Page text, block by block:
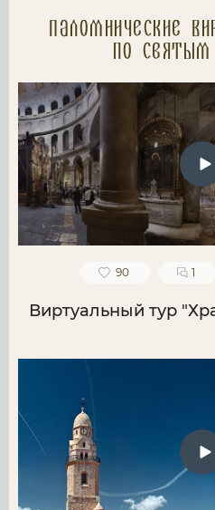
Паломнические
по
90 1
Виртуальный тур